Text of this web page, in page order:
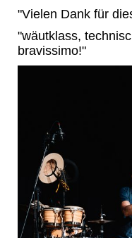
"Vielen Dank für
"wäutklass,
bravissimo!"